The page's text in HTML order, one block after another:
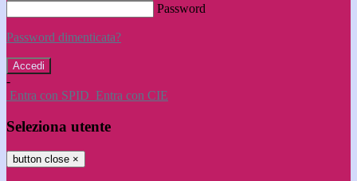
Password
Password dimenticata?
-
Entra con SPID Entra con CIE
Seleziona utente
button close ×